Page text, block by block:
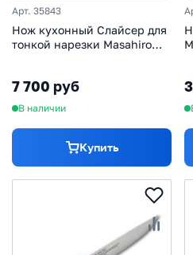
Арт. 35843
Нож кухонный Слайсер для
тонкой нарезки Masahiro
древесина
7 700 руб
В наличии
Купить